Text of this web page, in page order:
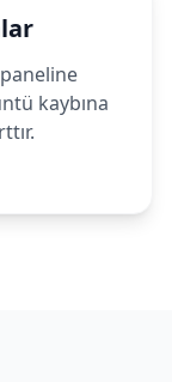
kaybına